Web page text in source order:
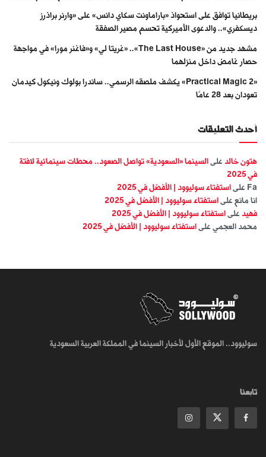
بريطانيا توافق على استحواذ «باراماونت سكاي دانس» على «وارنر براذرز
ديسكفري».. والدعوى الأميركية تحسم مصير الصفقة
مشهد جديد من «The Last House».. «غريتا لي» و«فاغنر مورا» في مواجهة
حصار غامض داخل منزلهما
«Practical Magic 2» يكشف ملصقه الرسمي.. ساندرا بولوك ونيكول كيدمان
تعودان بعد 28 عامًا
أحدث التعليقات
هتون خالد على السينما «السعودية» تواصل الصعود.. محطات سينمائية لافتة
في 2025
Fa على استفتاء سوليوود | الأفضل في 2025
انا مانع على استفتاء سوليوود | الأفضل في 2025
فهيد على استفتاء سوليوود | الأفضل في 2025
محمد العجمي على استفتاء سوليوود | الأفضل في 2025
سوليوود.. الموقع الأول لأخبار السينما في المملكة العربية السعودية
تابعنا